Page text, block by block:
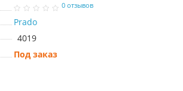
0 отзывов
Prado
4019
Под заказ